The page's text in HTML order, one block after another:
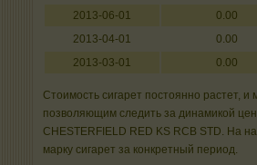
2013-06-01
0.00
2013-04-01
0.00
2013-03-01
0.00
Стоимость сигарет постоянно растет,
позволяющим следить за динамикой
CHESTERFIELD RED KS RCB STD. На
марку сигарет за конкретный период.